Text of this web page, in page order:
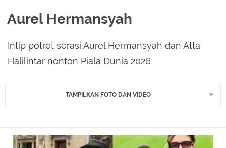
Aurel Hermansyah
Intip potret serasi Aurel Hermansyah dan Atta
Halilintar nonton Piala Dunia 2026
TAMPILKAN FOTO DAN VIDEO